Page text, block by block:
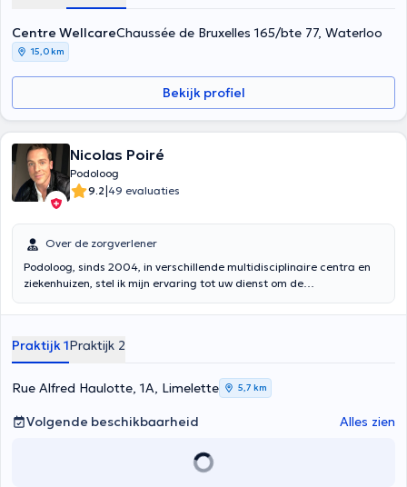
Centre WellcareChaussée de Bruxelles 165/bte 77, Waterloo
15,0 km
Bekijk profiel
Nicolas Poiré
Podoloog
9.2|49 evaluaties
Over de zorgverlener
Podoloog, sinds 2004, in verschillende multidisciplinaire centra en
ziekenhuizen, stel ik mijn ervaring tot uw dienst om de
sportpodologie, studie van lopen en/of hardlopen en
en houding. Algemene voetverzorging.
Praktijk 1Praktijk 2
Rue Alfred Haulotte, 1A, Limelette 5,7 km
Volgende beschikbaarheid Alles zien